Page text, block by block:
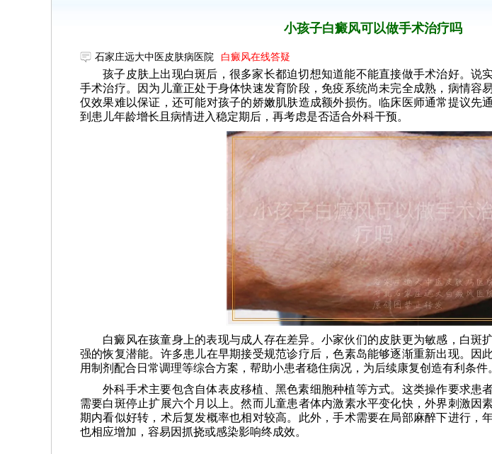
小孩子白癜风可以做手术治疗吗
石家庄远大中医皮肤病医院 白癜风在线答疑
孩子皮肤上出现白斑后，很多家长都迫切想知道能不能直接做手术治好。说
手术治疗。因为儿童正处于身体快速发育阶段，免疫系统尚未完全成熟，病情容
仅效果难以保证，还可能对孩子的娇嫩肌肤造成额外损伤。临床医师通常提议先
到患儿年龄增长且病情进入稳定期后，再考虑是否适合外科干预。
白癜风在孩童身上的表现与成人存在差异。小家伙们的皮肤更为敏感，白斑
强的恢复潜能。许多患儿在早期接受规范诊疗后，色素岛能够逐渐重新出现。因
用制剂配合日常调理等综合方案，帮助小患者稳住病况，为后续康复创造有利条件
外科手术主要包含自体表皮移植、黑色素细胞种植等方式。这类操作要求患
需要白斑停止扩展六个月以上。然而儿童患者体内激素水平变化快，外界刺激因
期内看似好转，术后复发概率也相对较高。此外，手术需要在局部麻醉下进行，
也相应增加，容易因抓挠或感染影响终成效。